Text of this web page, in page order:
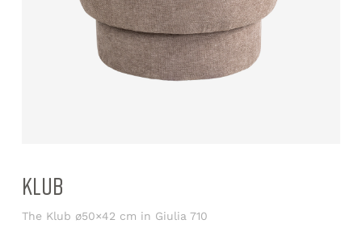
KLUB
The Klub ø50×42 cm in Giulia 710